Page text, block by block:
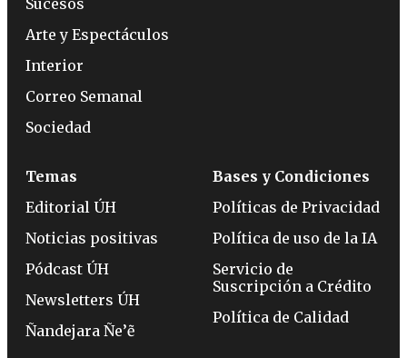
Arte y Espectáculos
Interior
Correo Semanal
Sociedad
Temas
Editorial ÚH
Noticias positivas
Pódcast ÚH
Newsletters ÚH
Ñandejara Ñe’ẽ
Bases y Condiciones
Políticas de Privacidad
Política de uso de la IA
Servicio de
Suscripción a Crédito
Política de Calidad